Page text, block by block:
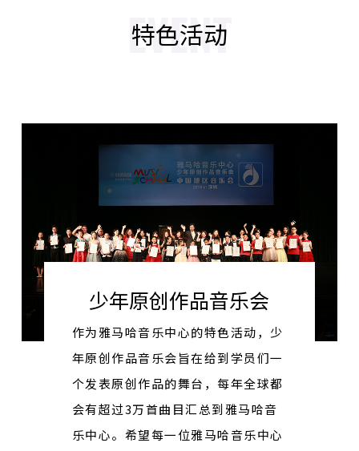
EVENT
特色活动
少年原创作品音乐会
作为雅马哈音乐中心的特色活动，少
年原创作品音乐会旨在给到学员们一
个发表原创作品的舞台，每年全球都
会有超过3万首曲目汇总到雅马哈音
乐中心。希望每一位雅马哈音乐中心